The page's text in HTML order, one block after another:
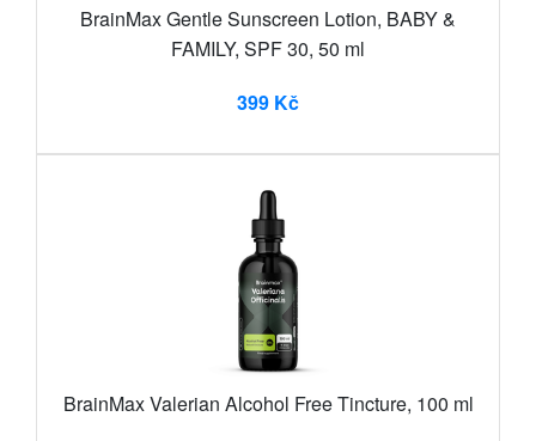
BrainMax Gentle Sunscreen Lotion, BABY &
FAMILY, SPF 30, 50 ml
399 Kč
BrainMax Valerian Alcohol Free Tincture, 100 ml